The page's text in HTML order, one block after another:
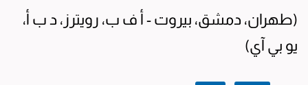
(طهران، دمشق، بيروت - أ ف ب، رويترز، د ب أ،
يو بي آي)